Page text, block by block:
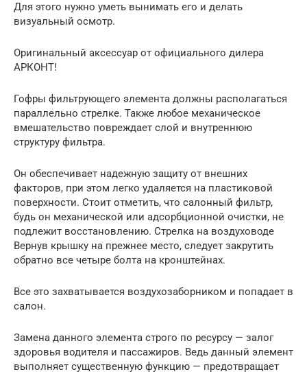
Для этого нужно уметь вынимать его и делать
визуальный осмотр.
Оригинальный аксессуар от официального дилера
АРКОНТ!
Гофры фильтрующего элемента должны располагаться
параллельно стрелке. Также любое механическое
вмешательство повреждает слой и внутреннюю
структуру фильтра.
Он обеспечивает надежную защиту от внешних
факторов, при этом легко удаляется на пластиковой
поверхности. Стоит отметить, что салонный фильтр,
будь он механической или адсорбционной очистки, не
подлежит восстановлению. Стрелка на воздуховоде
Вернув крышку на прежнее место, следует закрутить
обратно все четыре болта на кронштейнах.
Все это захватывается воздухозаборником и попадает в
салон.
Замена данного элемента строго по ресурсу — залог
здоровья водителя и пассажиров. Ведь данный элемент
выполняет существенную функцию — предотвращает